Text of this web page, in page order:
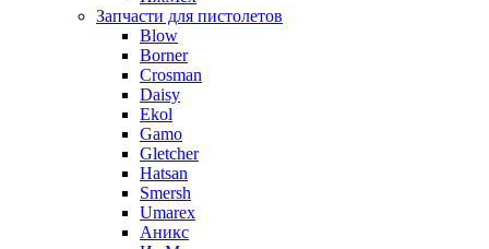
Запчасти для пистолетов
Blow
Borner
Crosman
Daisy
Ekol
Gamo
Gletcher
Hatsan
Smersh
Umarex
Аникс